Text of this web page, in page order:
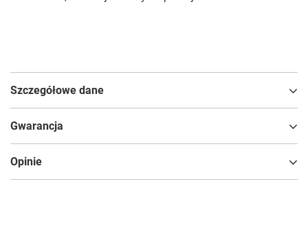
Szczegółowe dane
Gwarancja
Opinie